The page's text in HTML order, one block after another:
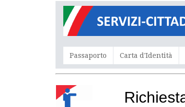
Passaporto Carta d'Identità